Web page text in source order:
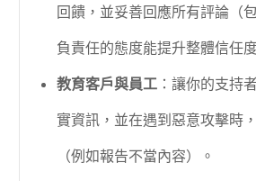
回饋，並妥善回應所有評論（
負責任的態度能提升整體信任
教育客戶與員工 ：讓你的支持
實資訊，並在遇到惡意攻擊時
（例如報告不當內容）。